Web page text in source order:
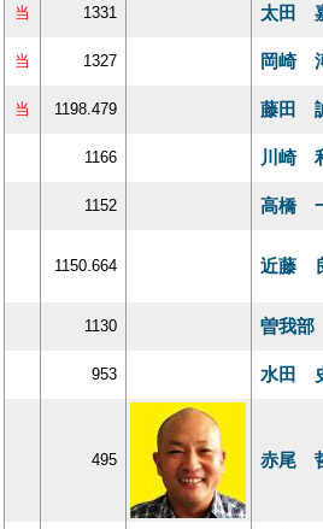
当 1331 太田
当 1327 岡崎
当 1198.479 藤田
1166 川崎
1152 高橋
1150.664 近藤
1130 曽我
953 水田
495 赤尾